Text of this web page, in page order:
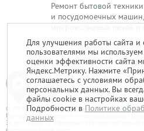
Ремонт бытовой
и посудомоечных
микроволновых печей и
1
© 2014-2026. «Мой Сервис-Гид» – проект группы
При любом использовании материалов ресурса ссылка
За достоверность информации, размещенной
Для улучшения работы сайта и
пользователями мы
оценки эффективности сайта
Яндекс.Метрику. Нажмите
соглашаетесь с условиями
персональных данных. Вы
файлы cookie в настройках
Подробности в Политике
данных